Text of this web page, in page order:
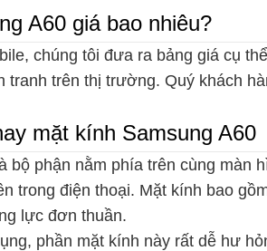
A60 giá bao nhiêu?
chúng tôi đưa ra bảng giá cụ
tranh trên thị trường. Quý khách
mặt kính Samsung A60
bộ phận nằm phía trên cùng màn
trong điện thoại. Mặt kính bao
lực đơn thuần.
phần mặt kính này rất dễ hư